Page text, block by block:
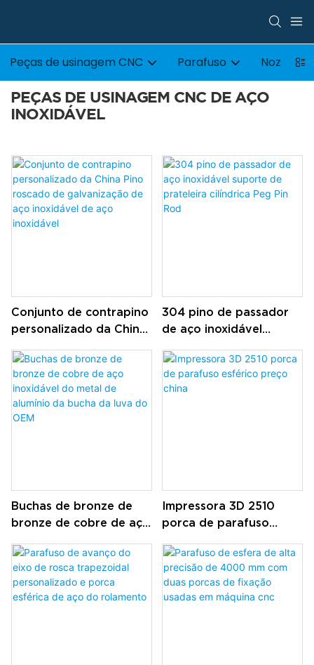
Peças de usinagem CNC Parafuso Noz
PEÇAS DE USINAGEM CNC DE AÇO
INOXIDÁVEL
Conjunto de contrapino
personalizado da China
galvanização de aço
inoxidável de aço
inoxidável
304 pino de passador
de aço inoxidável
cilíndrica Peg Pin Rod
Buchas de bronze de
bronze de cobre de aço
alumínio da bucha da
luva do OEM
Impressora 3D 2510
porca de parafuso